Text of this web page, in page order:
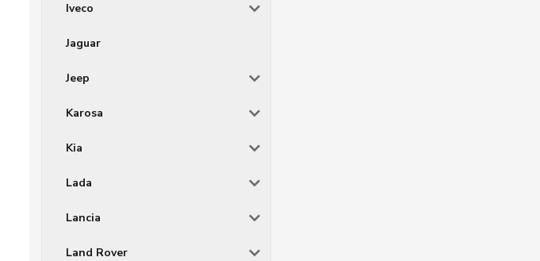
Iveco
Jaguar
Jeep
Karosa
Kia
Lada
Lancia
Land Rover